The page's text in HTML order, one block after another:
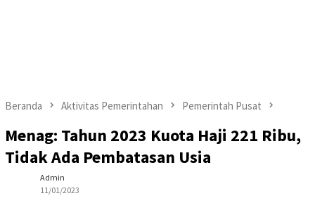
Beranda Aktivitas Pemerintahan Pemerintah Pusat
Menag: Tahun 2023 Kuota Haji 221 Ribu,
Tidak Ada Pembatasan Usia
Admin
11/01/2023